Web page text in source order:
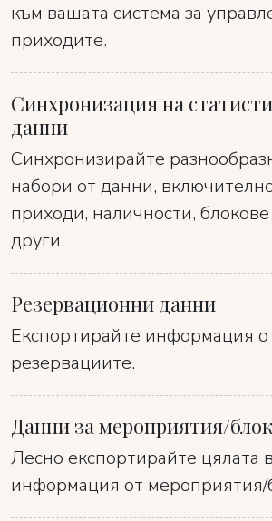
към вашата система за
приходите.
Синхронизация на
данни
Синхронизирайте
набори от данни,
приходи, наличности,
други.
Резервационни данни
Експортирайте информация
резервациите.
Данни за мероприятия/
Лесно експортирайте цялата
информация от мероприятия/